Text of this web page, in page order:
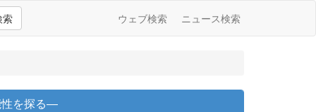
索 ウェブ検索 ニュース検索
性を探る―